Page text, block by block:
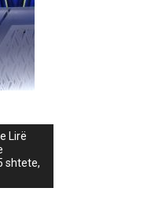
Lirë
shtete,